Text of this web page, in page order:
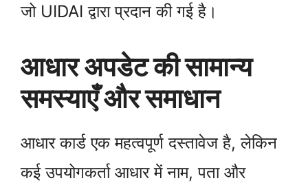
जो UIDAI द्वारा प्रदान की गई है।
आधार अपडेट की सामान्य
समस्याएँ और समाधान
आधार कार्ड एक महत्वपूर्ण दस्तावेज है, लेकिन
कई उपयोगकर्ता आधार में नाम, पता और